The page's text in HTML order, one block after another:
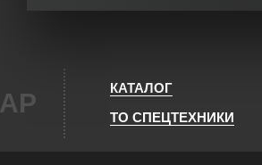
КАТАЛОГ
ТО СПЕЦТЕХНИКИ